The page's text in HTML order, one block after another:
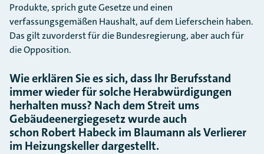
Produkte, sprich gute Gesetze und einen
verfassungsgemäßen Haushalt, auf dem Lieferschein haben.
Das gilt zuvorderst für die Bundesregierung, aber auch für
die Opposition.
Wie erklären Sie es sich, dass Ihr Berufsstand
immer wieder für solche Herabwürdigungen
herhalten muss? Nach dem Streit ums
Gebäudeenergiegesetz wurde auch
schon Robert Habeck im Blaumann als Verlierer
im Heizungskeller dargestellt.